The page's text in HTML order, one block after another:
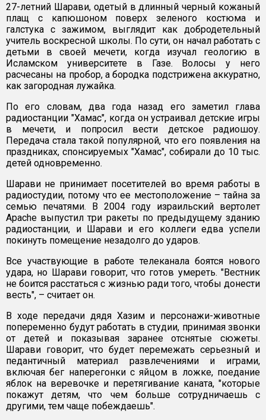
27-летний Шарави, одетый в длинный черный кожаный
плащ с капюшоном поверх зеленого костюма и
галстука с зажимом, выглядит как добродетельный
учитель воскресной школы. По сути, он начал работать с
детьми в своей мечети, когда изучал геологию в
Исламском университете в Газе. Волосы у него
расчесаны на пробор, а бородка подстрижена аккуратно,
как загородная лужайка.
По его словам, два года назад его заметил глава
радиостанции "Хамас", когда он устраивал детские игры
в мечети, и попросил вести детское радиошоу.
Передача стала такой популярной, что его появления на
праздниках, спонсируемых "Хамас", собирали до 10 тыс.
детей одновременно.
Шарави не принимает посетителей во время работы в
радиостудии, потому что ее местоположение – тайна за
семью печатями. В 2004 году израильский вертолет
Apache выпустил три ракеты по предыдущему зданию
радиостанции, и Шарави и его коллеги едва успели
покинуть помещение незадолго до ударов.
Все участвующие в работе телеканала боятся нового
удара, но Шарави говорит, что готов умереть. "Вестник
не боится расстаться с жизнью ради того, чтобы донести
весть", – считает он.
В ходе передачи дядя Хазим и персонажи-животные
попеременно будут работать в студии, принимая звонки
от детей и показывая заранее отснятые сюжеты.
Шарави говорит, что будет перемежать серьезный и
педантичный материал развлечениями и играми,
включая бег наперегонки с яйцом в ложке, поедание
яблок на веревочке и перетягивание каната, "которые
покажут детям, что чем больше сотрудничаешь с
другими, тем чаще побеждаешь".